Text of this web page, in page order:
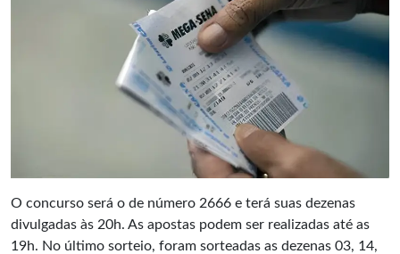
O concurso será o de número 2666 e terá suas dezenas
divulgadas às 20h. As apostas podem ser realizadas até as
19h. No último sorteio, foram sorteadas as dezenas 03, 14,